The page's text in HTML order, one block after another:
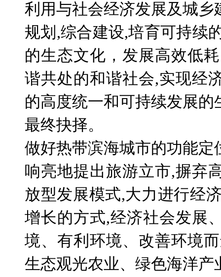
利用与社会经济发展及城
规划 ,综合建设,培育可持续
的生态文化，发展高效低
谐共处的和谐社会,实现经
的高度统一和可持续发展
最终抉择。
做好热带滨海城市的功能
响亮地提出旅游立市,摒弃
放型发展模式,大力进行经
增长的方式,经济社会发展
境、有利环境、改善环境
生态观光农业、绿色海洋